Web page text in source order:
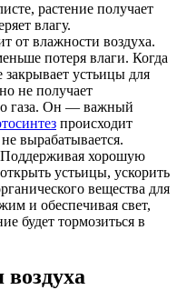
растение получает
влагу.
от влажности воздуха.
потеря влаги. Когда
закрывает устьицы для
не получает
газа. Он — важный
происходит
вырабатывается.
Поддерживая хорошую
устьицы, ускорить
вещества для
и обеспечивая свет,
будет тормозиться в